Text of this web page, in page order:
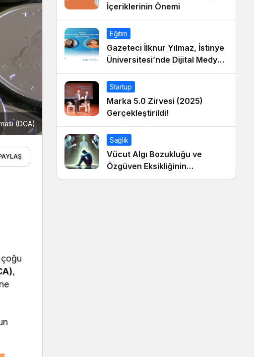
(DCA)
,
İçeriklerinin Önemi
Eğitim
Gazeteci İlknur Yılmaz, İstinye
Üniversitesi’nde Dijital Medya
Okuryazarlığı Dersinin Konuğu
Oldu
Startup
Marka 5.0 Zirvesi (2025)
Gerçekleştirildi!
Sağlık
Vücut Algı Bozukluğu ve
Özgüven Eksikliğinin
Görünmeyen Kökleri